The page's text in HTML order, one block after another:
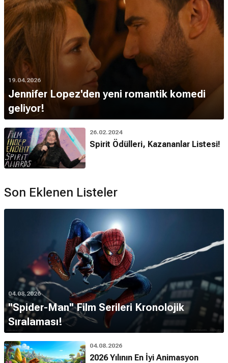
19.04.2026
Jennifer Lopez'den yeni romantik komedi
geliyor!
26.02.2024
Spirit Ödülleri, Kazananlar Listesi!
Son Eklenen Listeler
04.08.2026
''Spider-Man'' Film Serileri Kronolojik
Sıralaması!
04.08.2026
2026 Yılının En İyi Animasyon